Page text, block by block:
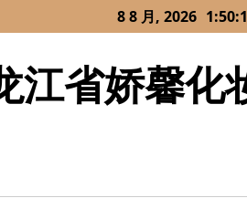
8 8 月, 2026
江省娇馨化